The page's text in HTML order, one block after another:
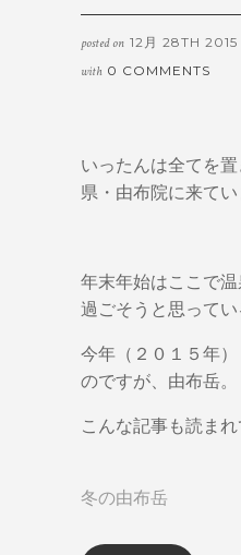
posted on 12月 28TH 2015
with 0 COMMENTS
いったんは全てを
県・由布院に来てい
年末年始はここで
過ごそうと思ってい
今年（２０１５年
のですが、由布岳。
こんな記事も読ま
冬の由布岳